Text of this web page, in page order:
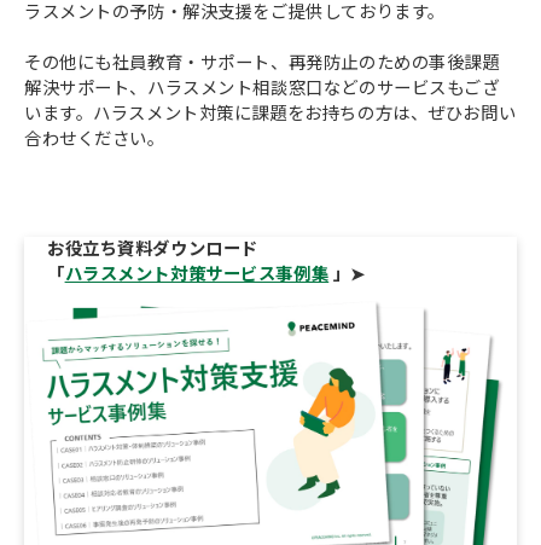
ラスメントの予防・解決支援をご提供しております。
その他にも社員教育・サポート、再発防止のための事後課題
解決サポート、ハラスメント相談窓口などのサービスもござ
います。ハラスメント対策に課題をお持ちの方は、ぜひお問い
合わせください。
お役立ち資料ダウンロード
「ハラスメント対策サービス事例集 」➤